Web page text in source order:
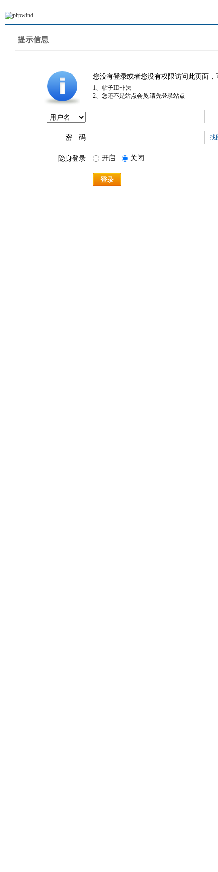
提示信息
您没有登录或者您没有权限访问此页面
1、帖子ID非法
2、您还不是站点会员,请先登录站点
密 码 找
隐身登录 开启 关闭
登录